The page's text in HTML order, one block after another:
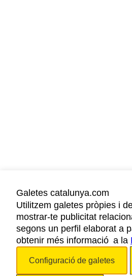
Galetes catalunya.com
Utilitzem galetes pròpies i
mostrar-te publicitat
segons un perfil elaborat a
obtenir més informació a la
Configuració de galetes